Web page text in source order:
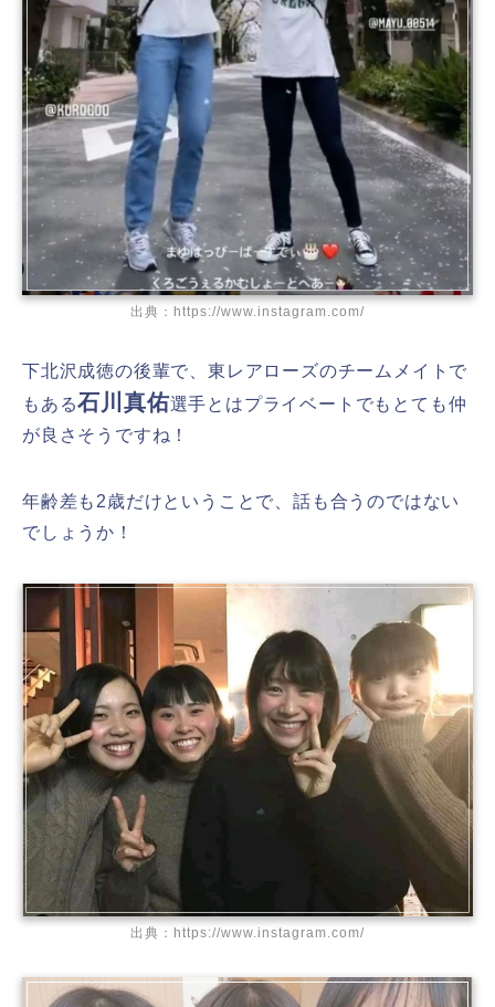
出典：https://www.instagram.com/
下北沢成徳の後輩で、東レアローズのチームメイトで
もある石川真佑選手とはプライベートでもとても仲
が良さそうですね！
年齢差も2歳だけということで、話も合うのではない
でしょうか！
出典：https://www.instagram.com/